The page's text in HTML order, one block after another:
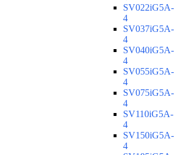
SV022iG5A-
4
SV037iG5A-
4
SV040iG5A-
4
SV055iG5A-
4
SV075iG5A-
4
SV110iG5A-
4
SV150iG5A-
4